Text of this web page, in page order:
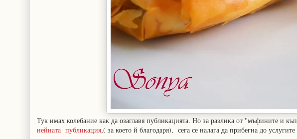
Тук имах колебание как да озаглавя публикацията. Но за разлика от ''мъфините и
нейната публикация,( за което й благодаря), сега се налага да прибегна до